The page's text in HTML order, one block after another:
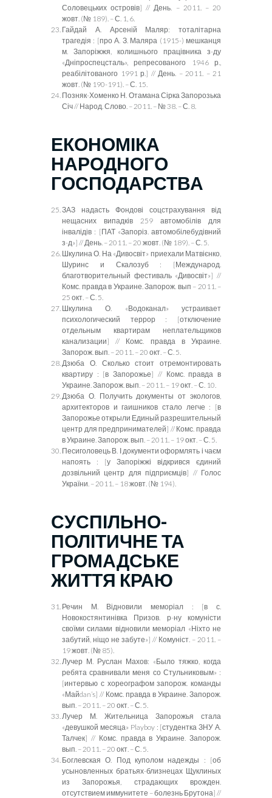
Соловецьких островів] // День. – 2011. – 20
жовт. (№ 189). – С. 1, 6.
Гайдай А. Арсеній Маляр: тоталітарна
трагедія : [про А. З. Маляра (1915-) мешканця
м. Запоріжжя, колишнього працівника з-ду
«Дніпроспецсталь», репресованого 1946 р.,
реабілітованого 1991 р. ] // День. – 2011. – 21
жовт. (№ 190-191). – С. 15.
Позняк-Хоменко Н. Отамана Сірка Запорозька
Січ // Народ. Слово. – 2011. – № 38. – С. 8.
ЕКОНОМІКА
НАРОДНОГО
ГОСПОДАРСТВА
ЗАЗ надасть Фондові соцстрахування від
нещасних випадків 259 автомобілів для
інвалідів : [ПАТ «Запоріз. автомобілебудівний
з-д»] // День. – 2011. – 20 жовт. (№ 189). – С. 5.
Шкулина О. На «Дивосвіт» приехали Матвієнко,
Шуринс и Скалозуб : [Международ.
благотворительный фестиваль «Дивосвіт»] //
Комс. правда в Украине. Запорож. вып – 2011. –
25 окт. – С. 5.
Шкулина О. «Водоканал» устраивает
психологический террор : [отключение
отдельным квартирам неплательщиков
канализации] // Комс. правда в Украине.
Запорож. вып. – 2011. – 20 окт. – С. 5.
Дзюба О. Сколько стоит отремонтировать
квартиру : [в Запорожье] // Комс. правда в
Украине. Запорож. вып. – 2011. – 19 окт. – С. 10.
Дзюба О. Получить документы от экологов,
архитекторов и гаишников стало легче : [в
Запорожье открыли Единый разрешительный
центр для предпринимателей] // Комс. правда
в Украине. Запорож. вып. – 2011. – 19 окт. – С. 5.
Песиголовець В. І документи оформлять і чаєм
напоять : [у Запоріжжі відкрився єдиний
дозвільний центр для підприємців] // Голос
України. – 2011. – 18 жовт. (№ 194).
СУСПІЛЬНО-
ПОЛІТИЧНЕ ТА
ГРОМАДСЬКЕ
ЖИТТЯ КРАЮ
Речин М. Відновили меморіал : [в с.
Новокостянтинівка Призов. р-ну комуністи
своїми силами відновили меморіал «Ніхто не
забутий, ніщо не забуте»] // Комуніст. – 2011. –
19 жовт. (№ 85).
Лучер М. Руслан Махов: «Было тяжко, когда
ребята сравнивали меня со Стульниковым» :
[интервью с хореографом запорож. команды
«Майdan’s] // Комс. правда в Украине. Запорож.
вып. – 2011. – 20 окт. – С. 5.
Лучер М. Жительница Запорожья стала
«девушкой месяца» Playboy : [студентка ЗНУ А.
Талчек] // Комс. правда в Украине. Запорож.
вып. – 2011. – 20 окт. – С. 5.
Боглевская О. Под куполом надежды : [об
усыновленных братьях-близнецах Щуклиных
из Запорожья, страдающих врожден.
отсутствием иммунитете – болезнь Брутона] //